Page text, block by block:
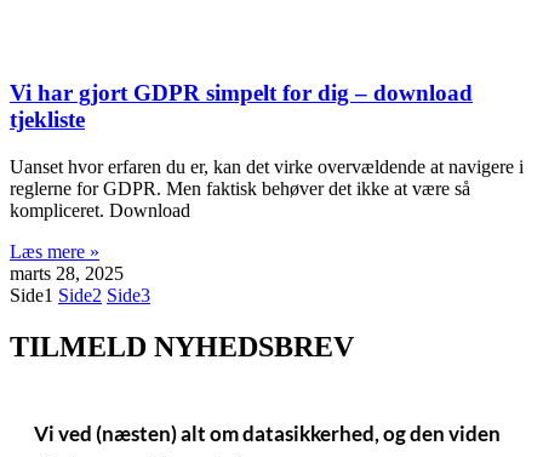
Vi har gjort GDPR simpelt for dig – download
tjekliste
Uanset hvor erfaren du er, kan det virke overvældende at navigere i
reglerne for GDPR. Men faktisk behøver det ikke at være så
kompliceret. Download
Læs mere »
marts 28, 2025
Side1 Side2 Side3
TILMELD NYHEDSBREV
Vi ved (næsten) alt om datasikkerhed, og den viden